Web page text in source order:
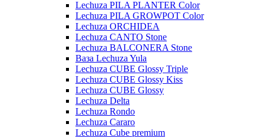
Lechuza PILA PLANTER Color
Lechuza PILA GROWPOT Color
Lechuza ORCHIDEA
Lechuza CANTO Stone
Lechuza BALCONERA Stone
Ваза Lechuza Yula
Lechuza CUBE Glossy Triple
Lechuza CUBE Glossy Kiss
Lechuza CUBE Glossy
Lechuza Delta
Lechuza Rondo
Lechuza Cararo
Lechuza Cube premium